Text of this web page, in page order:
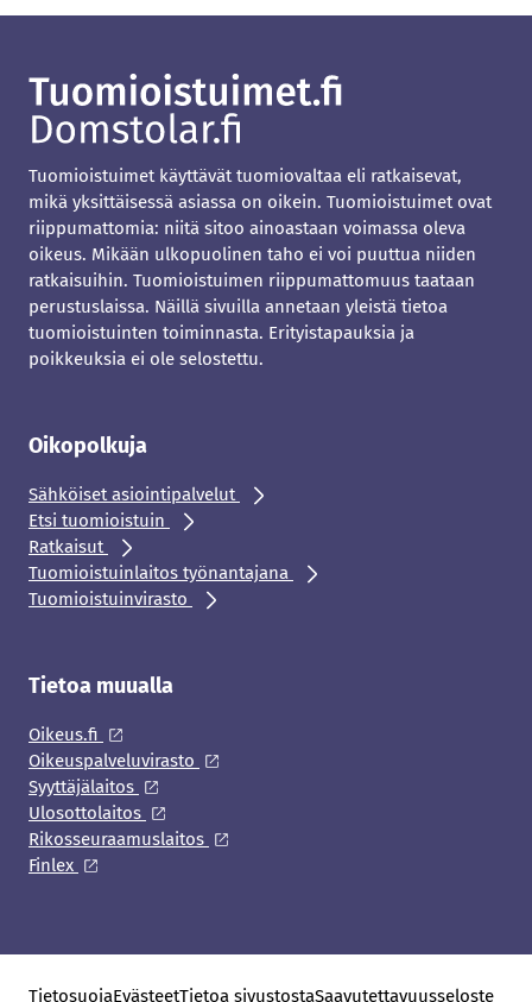
Tuomioistuimet käyttävät tuomiovaltaa eli ratkaisevat,
mikä yksittäisessä asiassa on oikein. Tuomioistuimet ovat
riippumattomia: niitä sitoo ainoastaan voimassa oleva
oikeus. Mikään ulkopuolinen taho ei voi puuttua niiden
ratkaisuihin. Tuomioistuimen riippumattomuus taataan
perustuslaissa. Näillä sivuilla annetaan yleistä tietoa
tuomioistuinten toiminnasta. Erityistapauksia ja
poikkeuksia ei ole selostettu.
Oikopolkuja
Sähköiset asiointipalvelut
Etsi tuomioistuin
Ratkaisut
Tuomioistuinlaitos työnantajana
Tuomioistuinvirasto
Tietoa muualla
Oikeus.fi
Oikeuspalveluvirasto
Syyttäjälaitos
Ulosottolaitos
Rikosseuraamuslaitos
Finlex
TietosuojaEvästeetTietoa sivustostaSaavutettavuusseloste